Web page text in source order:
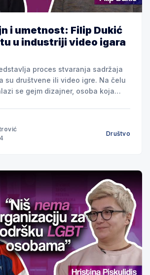
i umetnost: Filip Dukić
u industriji video igara
proces stvaranja sadržaja
su društvene ili video igre. Na čelu
se gejm dizajner, osoba koja
koji oživljava likove,
Društvo